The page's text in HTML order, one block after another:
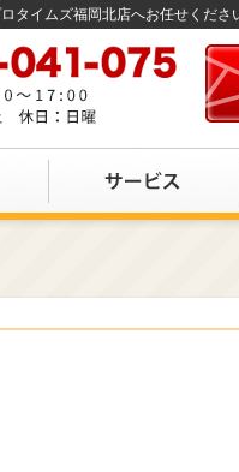
タイムズ福岡北店へお任せくださ